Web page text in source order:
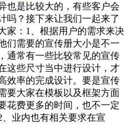
也是比较大的，有些客户会
吗？接下来让我们一起来了
家：1、根据用户的需求来决
们需要的宣传册大小是不一
通常有一些比较常见的宣传
这些尺寸当中进行设计，才
效率的完成设计。要是宣传
要大家在模板以及框架方面
花费更多的时间，也不一定
业内也有相关要求在宣